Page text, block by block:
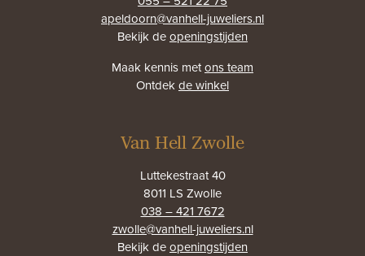
apeldoorn@vanhell-juweliers.nl
Bekijk deopeningstijden
Maak kennis metons team
Ontdekde winkel
Van Hell Zwolle
Luttekestraat 40
8011 LS Zwolle
038 – 421 7672
zwolle@vanhell-juweliers.nl
Bekijk deopeningstijden